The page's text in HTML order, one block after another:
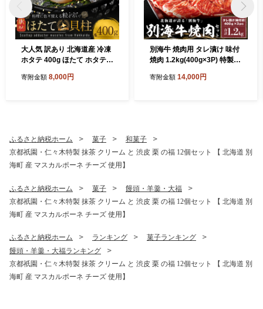
大人気 訳あり 北海道産 冷凍
ホタテ 400g ほたて ホタテ
大粒 天然 海鮮 ランキング 大
寄附金額 8,000円
別海牛 焼肉用 タレ漬け 味付
焼肉 1.2kg(400g×3P) 特製
別海町産】【FF000FA01】
セット 肉お取り寄せ 牛肉お
焼肉 焼肉用 ボリューム肉 ）
寄附金額 14,000円
ふるさと納税ホーム 菓子
和菓子
京都祇園・仁々木特製 抹茶 クリーム と 渋皮 栗 の福 12個セット 【 北海道 別
海町 産 マスカルポーネ チーズ 使用】
ふるさと納税ホーム 菓子
饅頭・羊羹・大福
京都祇園・仁々木特製 抹茶 クリーム と 渋皮 栗 の福 12個セット 【 北海道 別
海町 産 マスカルポーネ チーズ 使用】
ふるさと納税ホーム ランキング
菓子ランキング
饅頭・羊羹・大福ランキング
京都祇園・仁々木特製 抹茶 クリーム と 渋皮 栗 の福 12個セット 【 北海道 別
海町 産 マスカルポーネ チーズ 使用】